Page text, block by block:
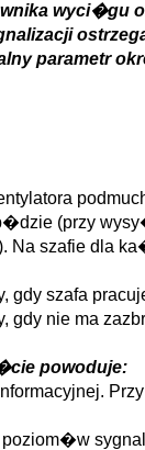
parametr
(przy
szafie dla
szafa
nie ma
powoduje: